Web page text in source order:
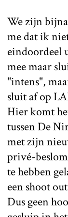
We zijn
me dat ik
eindoordeel
mee maar
"intens",
sluit af op
Hier komt
tussen De
met zijn
privé-
te hebben
een shoot
Dus geen